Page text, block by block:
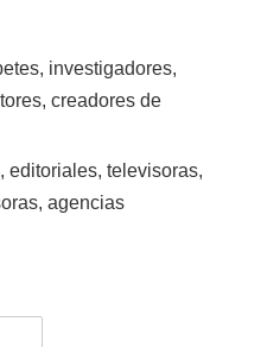
investigadores,
creadores de
editoriales, televisoras,
agencias